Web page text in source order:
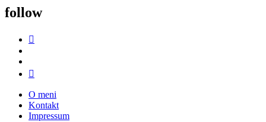
follow
O meni
Kontakt
Impressum